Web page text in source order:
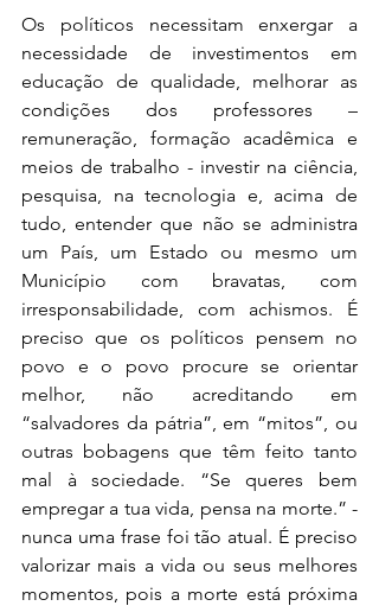
Os políticos necessitam enxergar a
necessidade de investimentos em
educação de qualidade, melhorar as
condições dos professores –
remuneração, formação acadêmica e
meios de trabalho - investir na ciência,
pesquisa, na tecnologia e, acima de
tudo, entender que não se administra
um País, um Estado ou mesmo um
Município com bravatas, com
irresponsabilidade, com achismos. É
preciso que os políticos pensem no
povo e o povo procure se orientar
melhor, não acreditando em
“salvadores da pátria”, em “mitos”, ou
outras bobagens que têm feito tanto
mal à sociedade. “Se queres bem
empregar a tua vida, pensa na morte.” -
nunca uma frase foi tão atual. É preciso
valorizar mais a vida ou seus melhores
momentos, pois a morte está próxima